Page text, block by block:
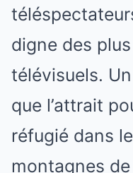
digne des
télévisuels.
que l’attrait
réfugié dans
montagnes